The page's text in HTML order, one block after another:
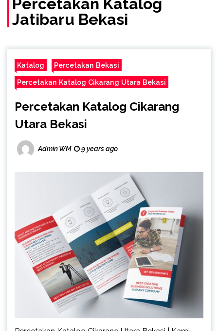
Percetakan Katalog
Jatibaru Bekasi
Katalog Percetakan Bekasi
Percetakan Katalog Cikarang Utara Bekasi
Percetakan Katalog Cikarang
Utara Bekasi
Admin WM 9 years ago